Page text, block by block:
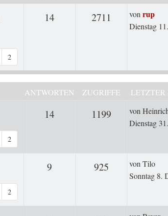
2
14Antworten2711 Zugriffe
Letzter
vonrup
Dienstag
ANTWORTEN ZUGRIFFE LETZTER
2
14Antworten1199 Zugriffe
Letzter
von
Dienstag
2
9Antworten 925 Zugriffe
Letzter
vonTilo
Sonntag 8.